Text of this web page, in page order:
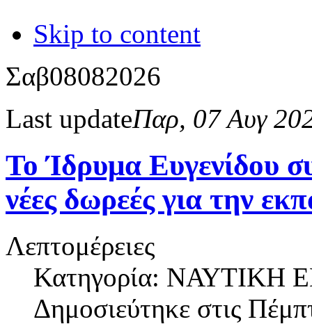
Skip to content
Σαβ08082026
Last updateΠαρ, 07 Αυγ
Το Ίδρυμα Ευγενίδου
νέες δωρεές για την
Λεπτομέρειες
Κατηγορία: ΝΑΥΤΙΚΗ
Δημοσιεύτηκε στις